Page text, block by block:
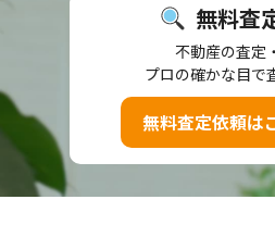
無料査
不動産の査定
プロの確かな目で
無料査定依頼は